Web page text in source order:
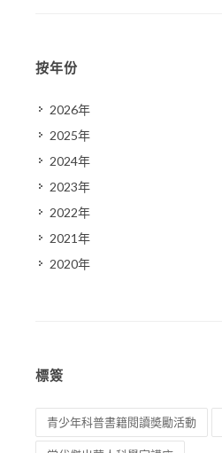
按年份
2026年
2025年
2024年
2023年
2022年
2021年
2020年
標簽
青少年科普書籍閱讀奬勵活動